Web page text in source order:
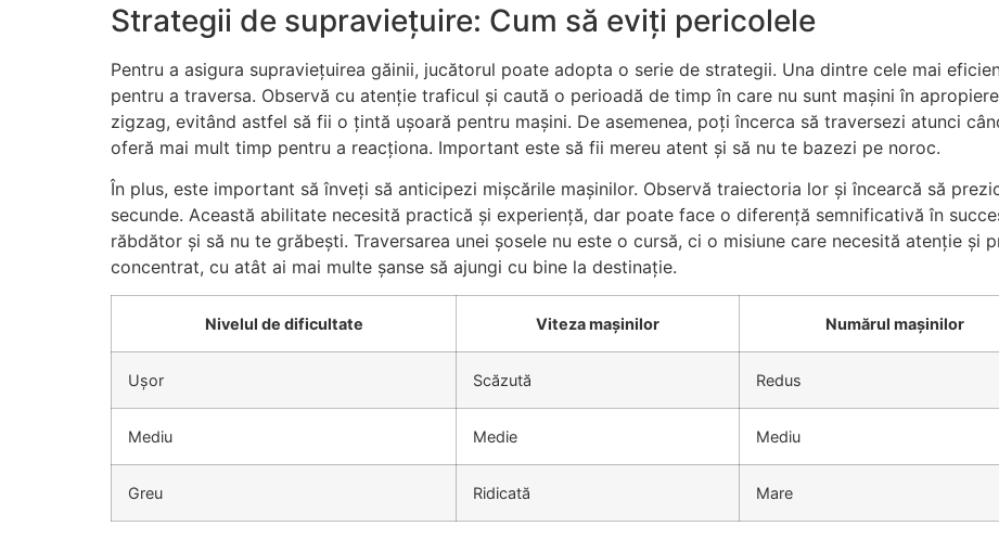
Strategii de supraviețuire: Cum să eviți pericolele
Pentru a asigura supraviețuirea găinii, jucătorul poate adopta o serie de strategii. Una dintre cele mai
pentru a traversa. Observă cu atenție traficul și caută o perioadă de timp în care nu sunt mașini în
zigzag, evitând astfel să fii o țintă ușoară pentru mașini. De asemenea, poți încerca să traversezi atunci
oferă mai mult timp pentru a reacționa. Important este să fii mereu atent și să nu te bazezi pe noroc.
În plus, este important să înveți să anticipezi mișcările mașinilor. Observă traiectoria lor și încearcă să
secunde. Această abilitate necesită practică și experiență, dar poate face o diferență semnificativă în
răbdător și să nu te grăbești. Traversarea unei șosele nu este o cursă, ci o misiune care necesită atenție și
concentrat, cu atât ai mai multe șanse să ajungi cu bine la destinație.
Nivelul de dificultate Viteza mașinilor Numărul mașinilor
Ușor Scăzută Redus
Mediu Medie Mediu
Greu Ridicată Mare